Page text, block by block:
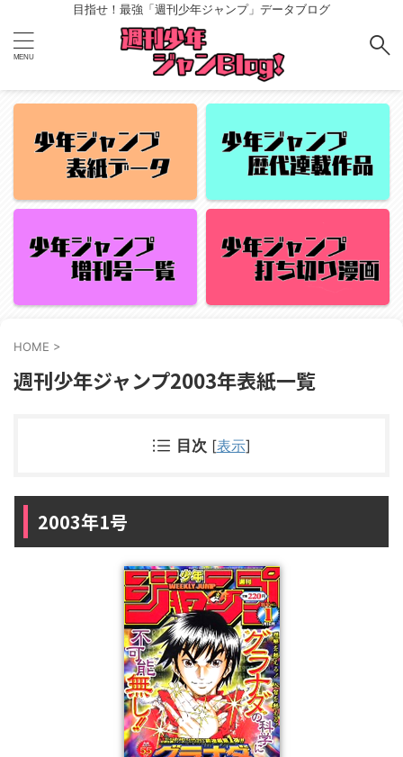
目指せ！最強「週刊少年ジャンプ」データブログ
HOME >
週刊少年ジャンプ2003年表紙一覧
目次 [表示]
2003年1号